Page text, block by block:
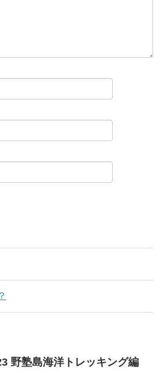
野塾島海洋トレッキング編